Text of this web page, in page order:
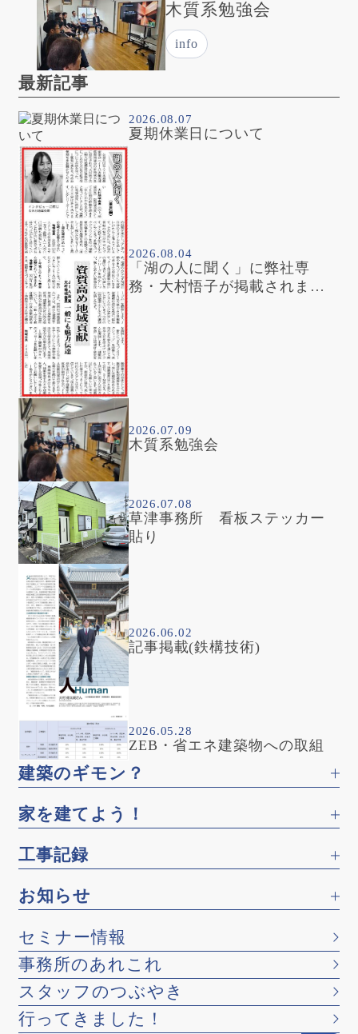
木質系勉強会
info
最新記事
2026.08.07
夏期休業日について
2026.08.04
「湖の人に聞く」に弊社専
務・大村悟子が掲載されまし
2026.07.09
木質系勉強会
2026.07.08
草津事務所 看板ステッカー
貼り
2026.06.02
記事掲載(鉄構技術)
2026.05.28
ZEB・省エネ建築物への取組
建築のギモン？
家を建てよう！
工事記録
お知らせ
セミナー情報
事務所のあれこれ
スタッフのつぶやき
行ってきました！